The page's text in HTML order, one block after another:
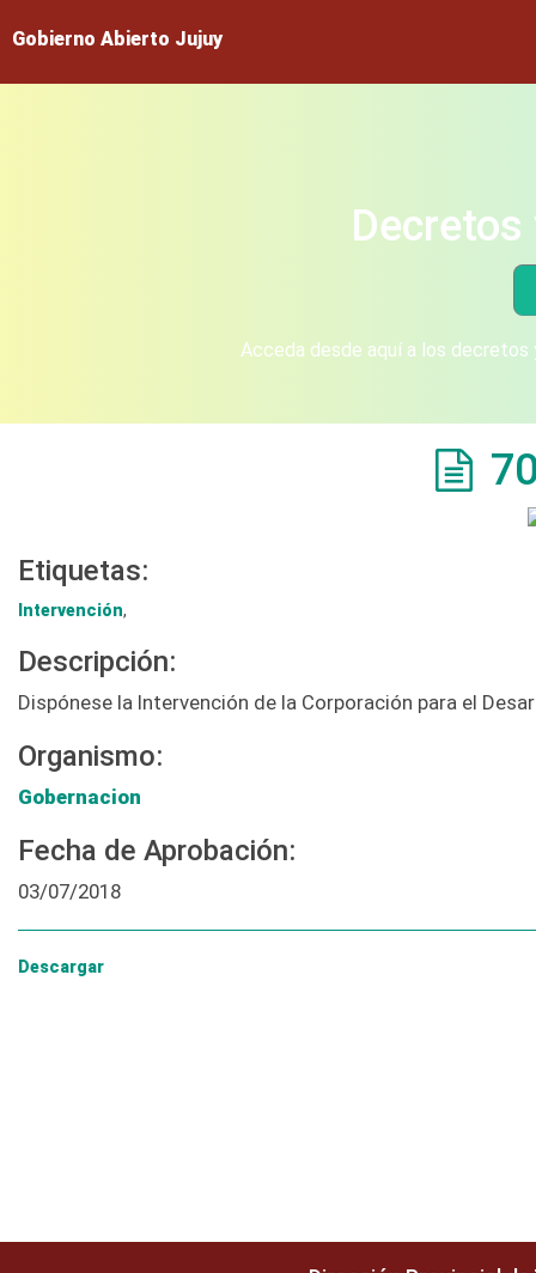
Gobierno Abierto Jujuy
Acceda desde aquí a los
Etiquetas:
Intervención,
Descripción:
Dispónese la Intervención de la Corporación para el
Organismo:
Gobernacion
Fecha de Aprobación:
03/07/2018
Descargar